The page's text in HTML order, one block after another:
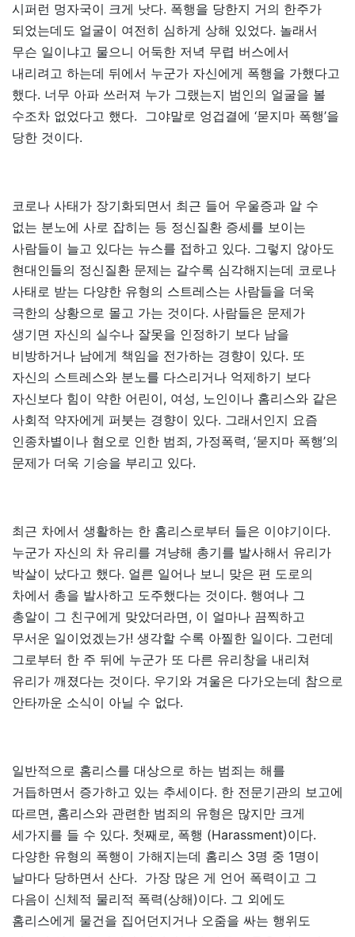
시퍼런 멍자국이 크게 낫다. 폭행을 당한지 거의 한주가
되었는데도 얼굴이 여전히 심하게 상해 있었다. 놀래서
무슨 일이냐고 물으니 어둑한 저녁 무렵 버스에서
내리려고 하는데 뒤에서 누군가 자신에게 폭행을 가했다고
했다. 너무 아파 쓰러져 누가 그랬는지 범인의 얼굴을 볼
수조차 없었다고 했다. 그야말로 엉겁결에 ‘묻지마 폭행’을
당한 것이다.
코로나 사태가 장기화되면서 최근 들어 우울증과 알 수
없는 분노에 사로 잡히는 등 정신질환 증세를 보이는
사람들이 늘고 있다는 뉴스를 접하고 있다. 그렇지 않아도
현대인들의 정신질환 문제는 갈수록 심각해지는데 코로나
사태로 받는 다양한 유형의 스트레스는 사람들을 더욱
극한의 상황으로 몰고 가는 것이다. 사람들은 문제가
생기면 자신의 실수나 잘못을 인정하기 보다 남을
비방하거나 남에게 책임을 전가하는 경향이 있다. 또
자신의 스트레스와 분노를 다스리거나 억제하기 보다
자신보다 힘이 약한 어린이, 여성, 노인이나 홈리스와 같은
사회적 약자에게 퍼붓는 경향이 있다. 그래서인지 요즘
인종차별이나 혐오로 인한 범죄, 가정폭력, ‘묻지마 폭행’의
문제가 더욱 기승을 부리고 있다.
최근 차에서 생활하는 한 홈리스로부터 들은 이야기이다.
누군가 자신의 차 유리를 겨냥해 총기를 발사해서 유리가
박살이 났다고 했다. 얼른 일어나 보니 맞은 편 도로의
차에서 총을 발사하고 도주했다는 것이다. 행여나 그
총알이 그 친구에게 맞았더라면, 이 얼마나 끔찍하고
무서운 일이었겠는가! 생각할 수록 아찔한 일이다. 그런데
그로부터 한 주 뒤에 누군가 또 다른 유리창을 내리쳐
유리가 깨졌다는 것이다. 우기와 겨울은 다가오는데 참으로
안타까운 소식이 아닐 수 없다.
일반적으로 홈리스를 대상으로 하는 범죄는 해를
거듭하면서 증가하고 있는 추세이다. 한 전문기관의 보고에
따르면, 홈리스와 관련한 범죄의 유형은 많지만 크게
세가지를 들 수 있다. 첫째로, 폭행 (Harassment)이다.
다양한 유형의 폭행이 가해지는데 홈리스 3명 중 1명이
날마다 당하면서 산다. 가장 많은 게 언어 폭력이고 그
다음이 신체적 물리적 폭력(상해)이다. 그 외에도
홈리스에게 물건을 집어던지거나 오줌을 싸는 행위도